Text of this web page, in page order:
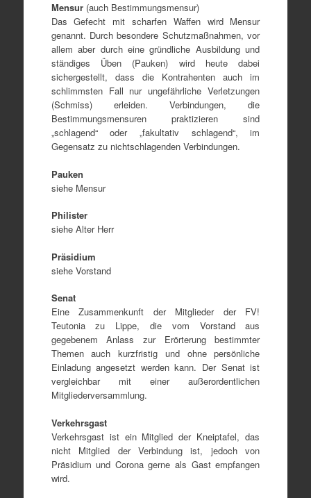
Mensur(auch Bestimmungsmensur)
Das Gefecht mit scharfen Waffen wird Mensur
genannt. Durch besondere Schutzmaßnahmen, vor
allem aber durch eine gründliche Ausbildung und
ständiges Üben (Pauken) wird heute dabei
sichergestellt, dass die Kontrahenten auch im
schlimmsten Fall nur ungefährliche Verletzungen
(Schmiss) erleiden. Verbindungen, die
Bestimmungsmensuren praktizieren sind
„schlagend“ oder „fakultativ schlagend“, im
Gegensatz zu nichtschlagenden Verbindungen.
Pauken
siehe Mensur
Philister
siehe Alter Herr
Präsidium
siehe Vorstand
Senat
Eine Zusammenkunft der Mitglieder der FV!
Teutonia zu Lippe, die vom Vorstand aus
gegebenem Anlass zur Erörterung bestimmter
Themen auch kurzfristig und ohne persönliche
Einladung angesetzt werden kann. Der Senat ist
vergleichbar mit einer außerordentlichen
Mitgliederversammlung.
Verkehrsgast
Verkehrsgast ist ein Mitglied der Kneiptafel, das
nicht Mitglied der Verbindung ist, jedoch von
Präsidium und Corona gerne als Gast empfangen
wird.